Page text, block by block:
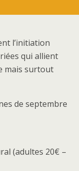
l’initiation
qui allient
mais surtout
de septembre
(adultes 20€ –